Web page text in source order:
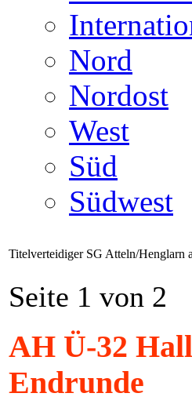
Nord
Nordost
West
Süd
Südwest
Titelverteidiger SG Atteln/Henglarn
Seite 1 von 2
AH Ü-32
Endrunde